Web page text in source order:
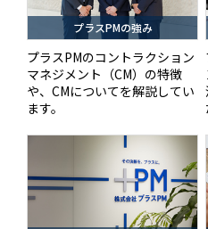
プラスPMの強み
プラスPMのコントラクション
マネジメント（CM）の特徴
や、CMについてを解説してい
ます。